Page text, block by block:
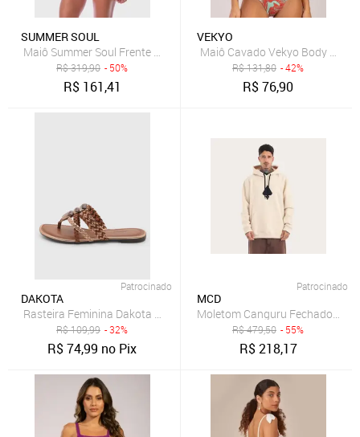
SUMMER SOUL
Maiô Summer Soul Frente Única Listrado Azul Marinho
R$319,90 - 50%
R$ 161,41
VEKYO
Maiô Cavado Vekyo Body
R$131,80 - 42%
R$76,90
Patrocinado
DAKOTA
Rasteira Feminina Dakota Tiras Trançadas Marrom
R$109,99 - 32%
R$74,99 no Pix
Patrocinado
MCD
Moletom Canguru Fechado Logo
R$479,50 - 55%
R$218,17